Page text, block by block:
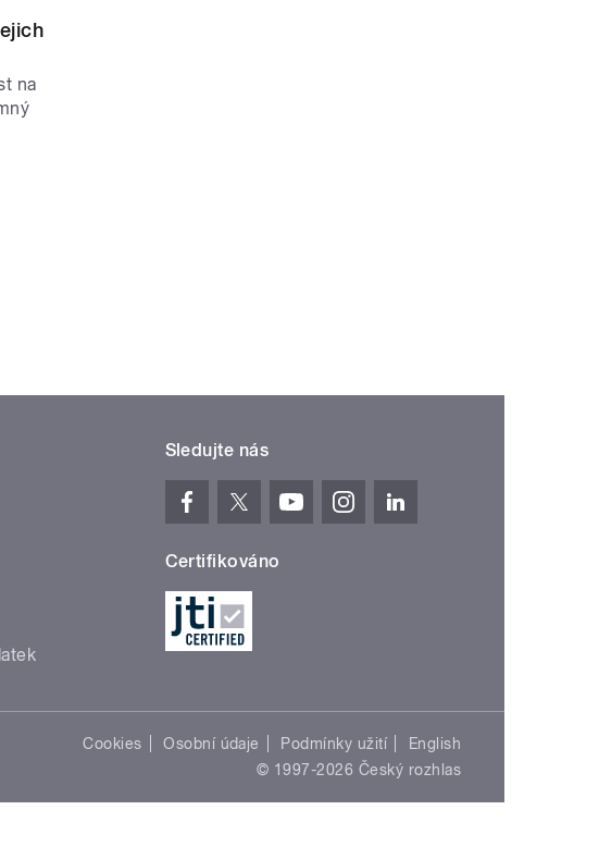
na
Sledujte nás
Certifikováno
Cookies Osobní údaje Podmínky užití
English
© 1997-2026 Český rozhlas